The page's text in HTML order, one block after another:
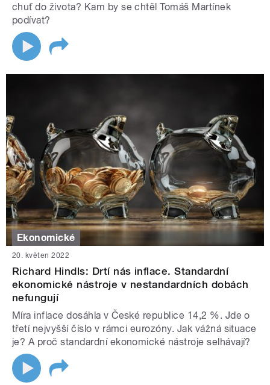
chuť do života? Kam by se chtěl Tomáš Martínek
podívat?
Ekonomické
20. květen 2022
Richard Hindls: Drtí nás inflace. Standardní
ekonomické nástroje v nestandardních dobách
nefungují
Míra inflace dosáhla v České republice 14,2 %. Jde o
třetí nejvyšší číslo v rámci eurozóny. Jak vážná situace
je? A proč standardní ekonomické nástroje selhávají?